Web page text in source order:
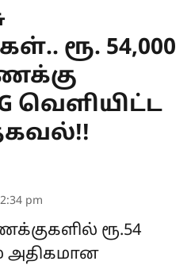
ரூ. 54,000
வெளியிட்ட
pm
ரூ.54
அதிகமான